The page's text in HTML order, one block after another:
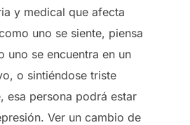
y medical que afecta
uno se siente, piensa
uno se encuentra en un
o sintiéndose triste
esa persona podrá estar
Ver un cambio de